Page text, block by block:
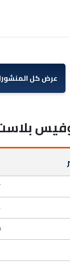
عرض كل